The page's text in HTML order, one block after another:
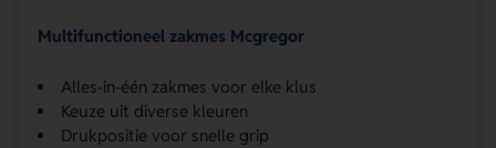
Multifunctioneel zakmes Mcgregor
Alles-in-één zakmes voor elke klus
Keuze uit diverse kleuren
Drukpositie voor snelle grip